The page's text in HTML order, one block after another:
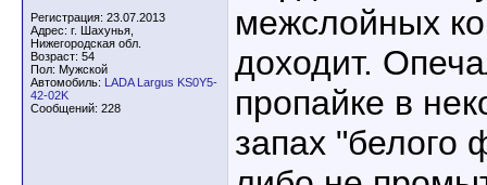
Регистрация: 23.07.2013
Адрес: г. Шахунья,
Нижегородская обл.
Возраст: 54
Пол: Мужской
Автомобиль: LADA Largus KS0Y5-
42-02K
Сообщений: 228
межслойных
доходит.
пропайке в
запах